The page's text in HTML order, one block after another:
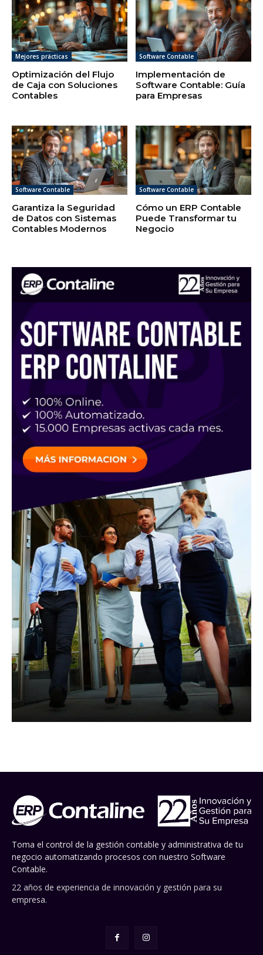
Mejores prácticas
Optimización del Flujo
de Caja con Soluciones
Contables
Software Contable
Implementación de
Software Contable: Guía
para Empresas
Software Contable
Garantiza la Seguridad
de Datos con Sistemas
Contables Modernos
Software Contable
Cómo un ERP Contable
Puede Transformar tu
Negocio
Toma el control de la gestión contable y administrativa de tu
negocio automatizando procesos con nuestro Software
Contable.
22 años de experiencia de innovación y gestión para su
empresa.